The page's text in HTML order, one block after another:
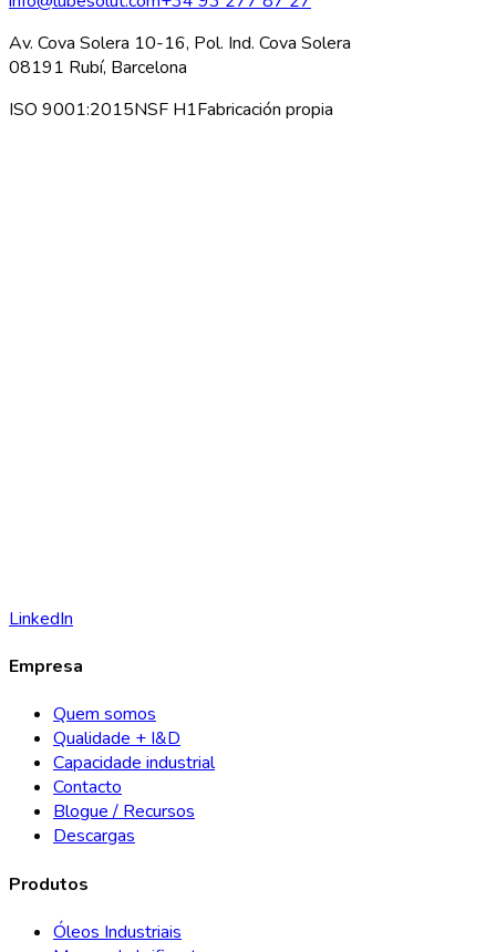
Av. Cova Solera 10-16, Pol. Ind. Cova Solera
08191 Rubí, Barcelona
ISO 9001:2015NSF H1Fabricación propia
LinkedIn
Empresa
Quem somos
Qualidade + I&D
Capacidade industrial
Contacto
Blogue / Recursos
Descargas
Produtos
Óleos Industriais